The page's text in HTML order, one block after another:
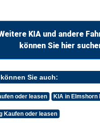
KIA und andere
können Sie hier
Sie auch:
oder leasen KIA in Elmshorn
Kaufen oder leasen